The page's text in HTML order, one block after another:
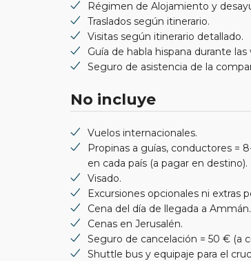
Régimen de Alojamiento y
Traslados según itinerario.
Visitas según itinerario detallado.
Guía de habla hispana durante las
Seguro de asistencia de la
No incluye
Vuelos internacionales.
Propinas a guías, conductores =
en cada país (a pagar en destino).
Visado.
Excursiones opcionales ni extras
Cena del día de llegada a Ammán.
Cenas en Jerusalén.
Seguro de cancelación = 50 € (a
Shuttle bus y equipaje para el